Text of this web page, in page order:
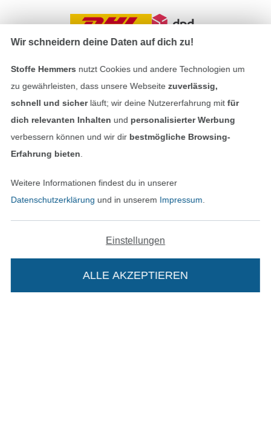
In deinen Warenkorb
Impressum
Widerrufsrecht
Kontakt
In den deutschen Shop wechseln (aktuell
Wir schneidern deine Daten auf dich zu!
Stoffe Hemmers nutzt Cookies und andere Technologien um
zu gewährleisten, dass unsere Webseite zuverlässig,
schnell und sicherläuft; wir deine Nutzererfahrung mitfür
dich relevanten Inhalten und personalisierter Werbung
verbessern können und wir dir bestmögliche Browsing-
Erfahrung bieten
Weitere Informationen findest du in unserer
Datenschutzerklärung und in unserem Impressum
Einstellungen
ALLE AKZEPTIEREN